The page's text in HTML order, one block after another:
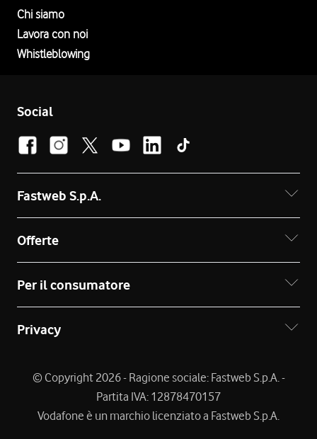
Chi siamo
Lavora con noi
Whistleblowing
Social
Fastweb S.p.A.
Offerte
Per il consumatore
Privacy
© Copyright 2026 - Ragione sociale: Fastweb S.p.A. -
Partita IVA: 12878470157
Vodafone è un marchio licenziato a Fastweb S.p.A.